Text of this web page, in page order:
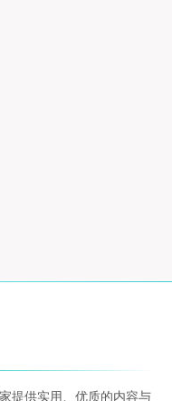
提供实用、优质的内容与